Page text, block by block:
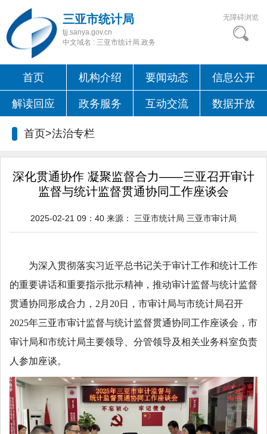
三亚市统计局
tjj.sanya.gov.cn
中文域名 : 三亚市统计局.政务
无障碍浏览
首页 机构介绍 要闻动态 信息公开
解读回应 政务服务 互动交流 数据开放
首页>法治专栏
深化贯通协作 凝聚监督合力——三亚召开审计
监督与统计监督贯通协同工作座谈会
2025-02-21 09：40 来源： 三亚市统计局 三亚市审计局
为深入贯彻落实习近平总书记关于审计工作和统计工作
的重要讲话和重要指示批示精神，推动审计监督与统计监督
贯通协同形成合力，2月20日，市审计局与市统计局召开
2025年三亚市审计监督与统计监督贯通协同工作座谈会，市
审计局和市统计局主要领导、分管领导及相关业务科室负责
人参加座谈。